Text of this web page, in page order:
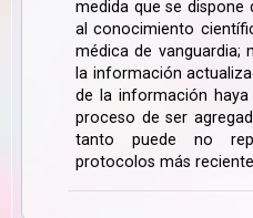
medida que se
al conocimiento
médica de vanguardia;
la información
de la información
proceso de ser
tanto puede no
protocolos más